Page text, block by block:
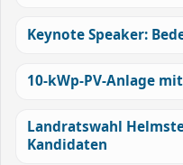
Keynote Speaker:
10-kWp-PV-Anlage
Landratswahl
Kandidaten